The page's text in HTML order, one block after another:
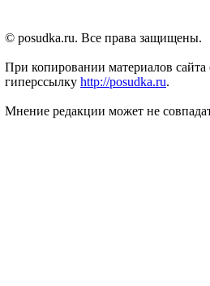
© posudka.ru. Все права защищены.
При копировании материалов сайта
гиперссылку http://posudka.ru.
Мнение редакции может не